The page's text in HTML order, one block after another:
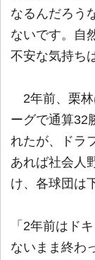
なるんだろう
ないです。自
不安な気持ち
2年前、栗林
ーグで通算32
れたが、ドラ
あれば社会人
け、各球団は
「2年前はド
ないまま終わ